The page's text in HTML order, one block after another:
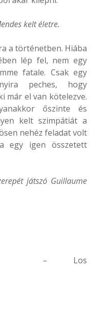
kelt életre.
a történetben. Hiába
lép fel, nem egy
fatale. Csak egy
peches, hogy
már el van kötelezve.
őszinte és
kelt szimpátiát a
nehéz feladat volt
egy igen összetett
játszó Guillaume
– Los